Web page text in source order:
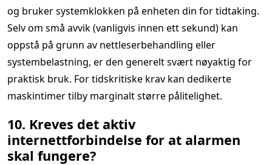
og bruker systemklokken på enheten din for tidtaking.
Selv om små avvik (vanligvis innen ett sekund) kan
oppstå på grunn av nettleserbehandling eller
systembelastning, er den generelt svært nøyaktig for
praktisk bruk. For tidskritiske krav kan dedikerte
maskintimer tilby marginalt større pålitelighet.
10. Kreves det aktiv
internettforbindelse for at alarmen
skal fungere?